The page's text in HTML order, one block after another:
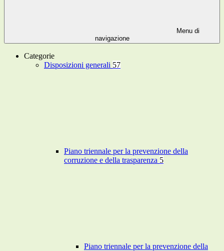
Menu di
navigazione
Categorie
Disposizioni generali 57
Piano triennale per la prevenzione della
corruzione e della trasparenza 5
Piano triennale per la prevenzione della